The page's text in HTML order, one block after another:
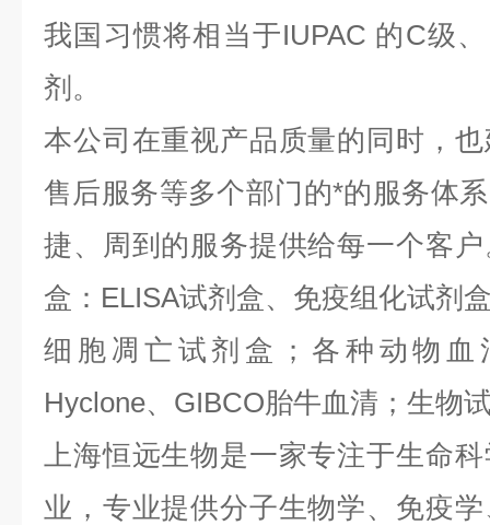
我国习惯将相当于IUPAC 的C级
剂。
本公司在重视产品质量的同时，
售后服务等多个部门的*的服务体
捷、周到的服务提供给每一个客
盒：ELISA试剂盒、免疫组化试剂
细胞凋亡试剂盒；各种动物血
Hyclone、GIBCO胎牛血清；生物
上海恒远生物是一家专注于生命
业，专业提供分子生物学、免疫